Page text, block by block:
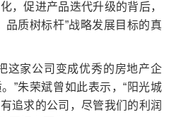
促进产品迭代升级的背后，
品质树标杆”战略发展目标的真
家公司变成优秀的房地产企
”朱荣斌曾如此表示，“阳光城
追求的公司，尽管我们的利润